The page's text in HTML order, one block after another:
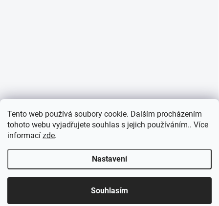
Tento web používá soubory cookie. Dalším procházením
tohoto webu vyjadřujete souhlas s jejich používáním.. Více
informací zde.
Nastavení
Souhlasím
6. 8. a 7. 8. nebudeme na příjmu.